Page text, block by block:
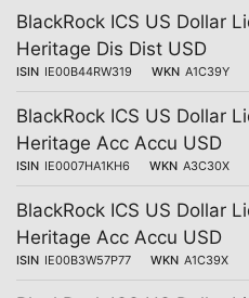
BlackRock ICS US Dollar
Heritage Dis Dist USD
ISIN IE00B44RW319 WKN A1C39Y
BlackRock ICS US Dollar
Heritage Acc Accu USD
ISIN IE0007HA1KH6 WKN A3C30X
BlackRock ICS US Dollar
Heritage Acc Accu USD
ISIN IE00B3W57P77 WKN A1C39X